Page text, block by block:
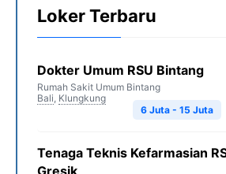
Loker Terbaru
Dokter Umum RSU Bintang
Rumah Sakit Umum Bintang
Bali, Klungkung
6 Juta - 15 Juta
Tenaga Teknis Kefarmasian
Gresik